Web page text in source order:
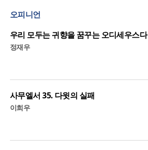
오피니언
우리 모두는 귀향을 꿈꾸는 오디세우스다
정재우
사무엘서 35. 다윗의 실패
이희우